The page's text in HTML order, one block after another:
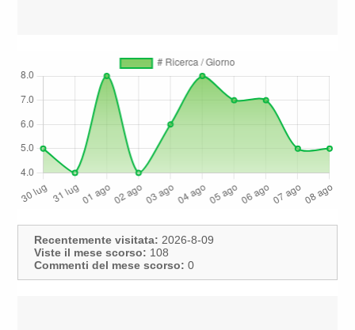
Recentemente visitata: 2026-8-09
Viste il mese scorso: 108
Commenti del mese scorso: 0